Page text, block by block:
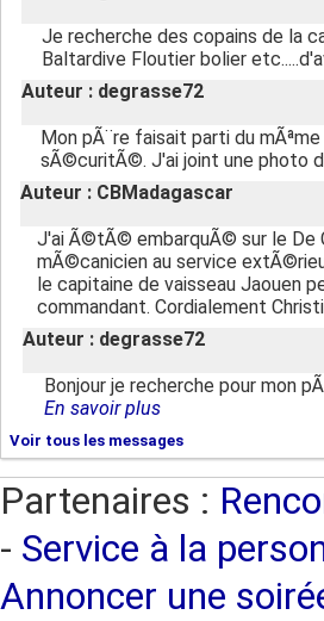
Je recherche des copains de la
Baltardive Floutier bolier
Auteur : degrasse72
Mon pÃ¨re faisait parti du
sÃ©curitÃ©. J'ai joint une photo
Auteur : CBMadagascar
J'ai Ã©tÃ© embarquÃ© sur le De
mÃ©canicien au service
le capitaine de vaisseau Jaouen
commandant. Cordialement
Auteur : degrasse72
Bonjour je recherche pour mon
En savoir plus
Voir tous les messages
Partenaires :
- Service à la
Annoncer une